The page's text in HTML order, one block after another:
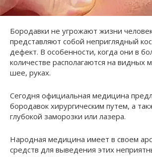
Бородавки не угрожают жизни
представляют собой неприглядный
дефект. В особенности, когда они в
количестве располагаются на видных
шее, руках.
Сегодня официальная медицина
бородавок хирургическим путем, а
глубокой заморозки или лазера.
Народная медицина имеет в своем
средств для выведения этих